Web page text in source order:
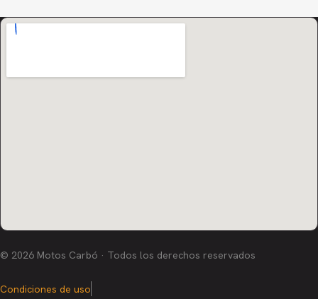
© 2026 Motos Carbó · Todos los derechos reservados
Condiciones de uso